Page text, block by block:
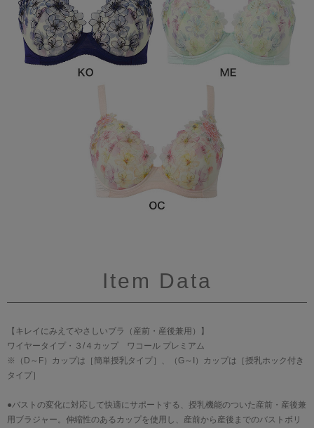
Item Data
【キレイにみえてやさしいブラ（産前・産後兼用）】
ワイヤータイプ・３/４カップ ワコール プレミアム
※（D～F）カップは［簡単授乳タイプ］、（G～I）カップは［授乳ホック付き
タイプ］
●バストの変化に対応して快適にサポートする、授乳機能のついた産前・産後兼
用ブラジャー。伸縮性のあるカップを使用し、産前から産後までのバストボリ